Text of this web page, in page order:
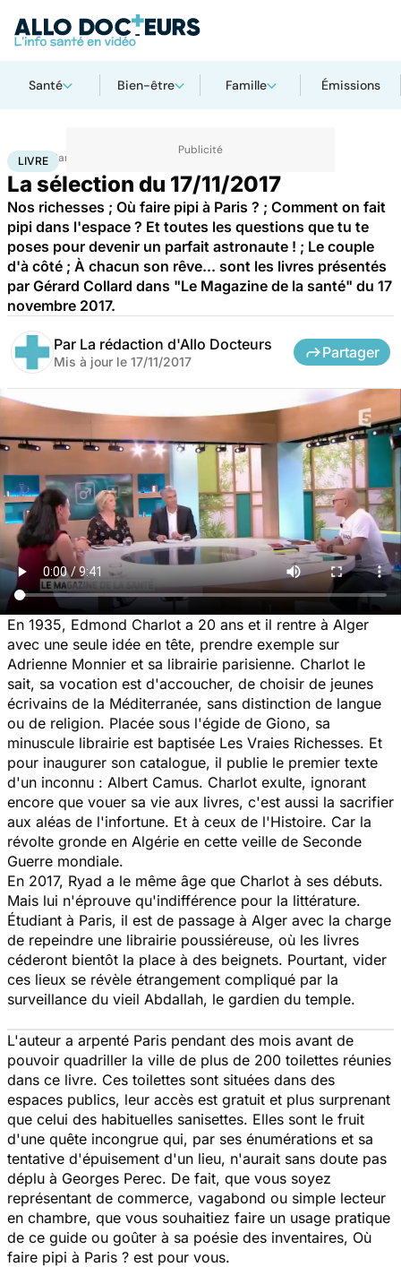
Santé Bien-être Famille Émissions
Accueil Santé
LIVRE
La sélection du 17/11/2017
Nos richesses ; Où faire pipi à Paris ? ; Comment on fait
pipi dans l'espace ? Et toutes les questions que tu te
poses pour devenir un parfait astronaute ! ; Le couple
d'à côté ; À chacun son rêve... sont les livres présentés
par Gérard Collard dans "Le Magazine de la santé" du 17
novembre 2017.
Par La rédaction d'Allo Docteurs
Mis à jour le 17/11/2017
Partager
En 1935, Edmond Charlot a 20 ans et il rentre à Alger
avec une seule idée en tête, prendre exemple sur
Adrienne Monnier et sa librairie parisienne. Charlot le
sait, sa vocation est d'accoucher, de choisir de jeunes
écrivains de la Méditerranée, sans distinction de langue
ou de religion. Placée sous l'égide de Giono, sa
minuscule librairie est baptisée Les Vraies Richesses. Et
pour inaugurer son catalogue, il publie le premier texte
d'un inconnu : Albert Camus. Charlot exulte, ignorant
encore que vouer sa vie aux livres, c'est aussi la sacrifier
aux aléas de l'infortune. Et à ceux de l'Histoire. Car la
révolte gronde en Algérie en cette veille de Seconde
Guerre mondiale.
En 2017, Ryad a le même âge que Charlot à ses débuts.
Mais lui n'éprouve qu'indifférence pour la littérature.
Étudiant à Paris, il est de passage à Alger avec la charge
de repeindre une librairie poussiéreuse, où les livres
céderont bientôt la place à des beignets. Pourtant, vider
ces lieux se révèle étrangement compliqué par la
surveillance du vieil Abdallah, le gardien du temple.
L'auteur a arpenté Paris pendant des mois avant de
pouvoir quadriller la ville de plus de 200 toilettes réunies
dans ce livre. Ces toilettes sont situées dans des
espaces publics, leur accès est gratuit et plus surprenant
que celui des habituelles sanisettes. Elles sont le fruit
d'une quête incongrue qui, par ses énumérations et sa
tentative d'épuisement d'un lieu, n'aurait sans doute pas
déplu à Georges Perec. De fait, que vous soyez
représentant de commerce, vagabond ou simple lecteur
en chambre, que vous souhaitiez faire un usage pratique
de ce guide ou goûter à sa poésie des inventaires, Où
faire pipi à Paris ? est pour vous.